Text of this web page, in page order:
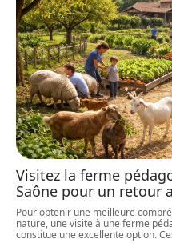
Visitez la ferme
Saône pour un retour
Pour obtenir une meilleure
nature, une visite à une ferme
constitue une excellente option.